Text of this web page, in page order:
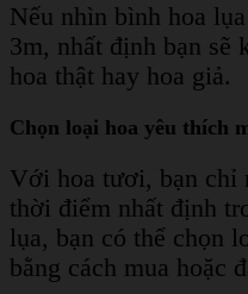
Nếu nhìn bình hoa
3m, nhất định bạn sẽ
hoa thật hay hoa giả.
Chọn loại hoa yêu thích
Với hoa tươi, bạn chỉ
thời điểm nhất định
lụa, bạn có thể chọn
bằng cách mua hoặc